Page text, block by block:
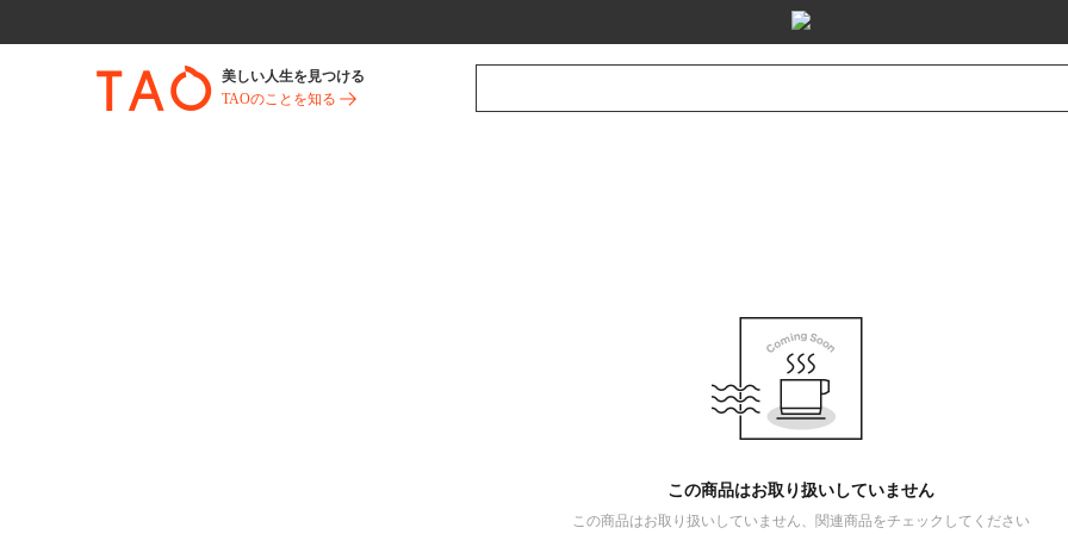
美しい人生を見つける
TAOのことを知る
この商品はお取り扱いしていません
この商品はお取り扱いしていません、関連商品をチェックしてください